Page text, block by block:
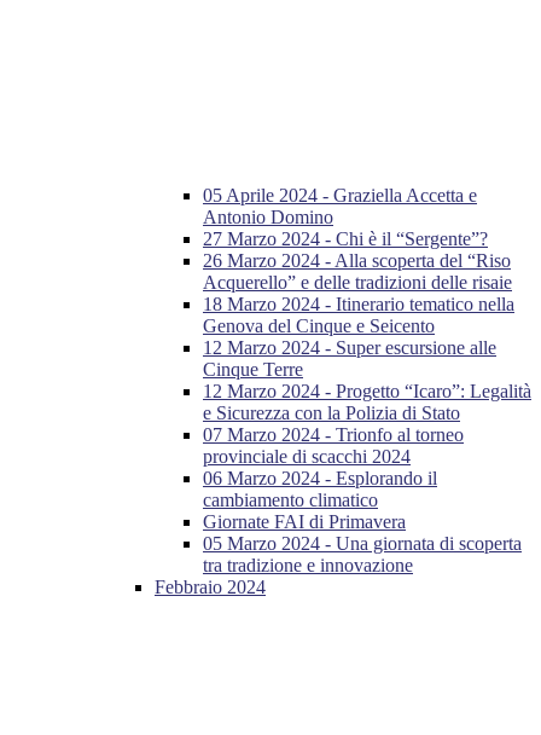
05 Aprile 2024 - Graziella Accetta e
Antonio Domino
27 Marzo 2024 - Chi è il “Sergente”?
26 Marzo 2024 - Alla scoperta del “Riso
Acquerello” e delle tradizioni delle risaie
18 Marzo 2024 - Itinerario tematico nella
Genova del Cinque e Seicento
12 Marzo 2024 - Super escursione alle
Cinque Terre
12 Marzo 2024 - Progetto “Icaro”: Legalità
e Sicurezza con la Polizia di Stato
07 Marzo 2024 - Trionfo al torneo
provinciale di scacchi 2024
06 Marzo 2024 - Esplorando il
cambiamento climatico
Giornate FAI di Primavera
05 Marzo 2024 - Una giornata di scoperta
tra tradizione e innovazione
Febbraio 2024